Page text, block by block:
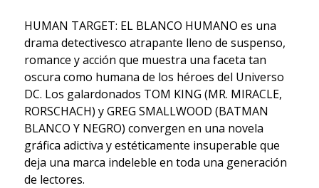
HUMAN TARGET: EL BLANCO HUMANO es una
drama detectivesco atrapante lleno de suspenso,
romance y acción que muestra una faceta tan
oscura como humana de los héroes del Universo
DC. Los galardonados TOM KING (MR. MIRACLE,
RORSCHACH) y GREG SMALLWOOD (BATMAN
BLANCO Y NEGRO) convergen en una novela
gráfica adictiva y estéticamente insuperable que
deja una marca indeleble en toda una generación
de lectores.